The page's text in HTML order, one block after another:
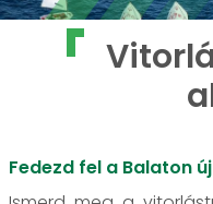
Fedezd fel a Balaton